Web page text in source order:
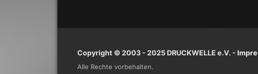
Copyright © 2003 - 2025 DRUCKWELLE e.V. -
Alle Rechte vorbehalten.